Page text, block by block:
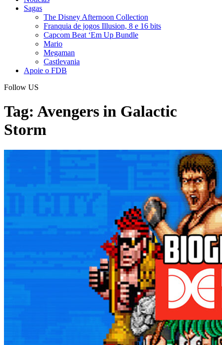
Sagas
The Disney Afternoon Collection
Franquia de jogos Illusion, 8 e 16 bits
Capcom Beat ‘Em Up Bundle
Mario
Megaman
Castlevania
Apoie o FDB
Follow US
Tag: Avengers in Galactic
Storm